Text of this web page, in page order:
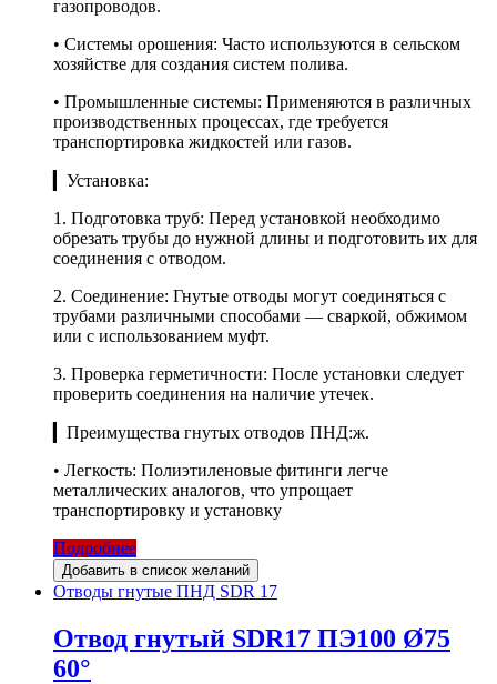
газопроводов.
• Системы орошения: Часто используются в сельском
хозяйстве для создания систем полива.
• Промышленные системы: Применяются в различных
производственных процессах, где требуется
транспортировка жидкостей или газов.
▎Установка:
1. Подготовка труб: Перед установкой необходимо
обрезать трубы до нужной длины и подготовить их для
соединения с отводом.
2. Соединение: Гнутые отводы могут соединяться с
трубами различными способами — сваркой, обжимом
или с использованием муфт.
3. Проверка герметичности: После установки следует
проверить соединения на наличие утечек.
▎Преимущества гнутых отводов ПНД:ж.
• Легкость: Полиэтиленовые фитинги легче
металлических аналогов, что упрощает
транспортировку и установку
Подробнее
Добавить в список желаний
Отводы гнутые ПНД SDR 17
Отвод гнутый SDR17 ПЭ100 Ø75
60°